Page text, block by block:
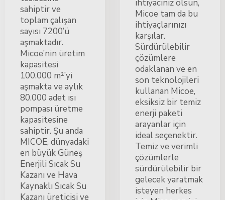
sahiptir ve
toplam çalışan
sayısı 7200’ü
aşmaktadır.
Micoe’nin üretim
kapasitesi
100.000 m²’yi
aşmakta ve aylık
80.000 adet ısı
pompası üretme
kapasitesine
sahiptir. Şu anda
MICOE, dünyadaki
en büyük Güneş
Enerjili Sıcak Su
Kazanı ve Hava
Kaynaklı Sıcak Su
Kazanı üreticisi ve
ihtiyacınız olsun,
Micoe tam da bu
ihtiyaçlarınızı
karşılar.
Sürdürülebilir
çözümlere
odaklanan ve en
son teknolojileri
kullanan Micoe,
eksiksiz bir temiz
enerji paketi
arayanlar için
ideal seçenektir.
Temiz ve verimli
çözümlerle
sürdürülebilir bir
gelecek yaratmak
isteyen herkes